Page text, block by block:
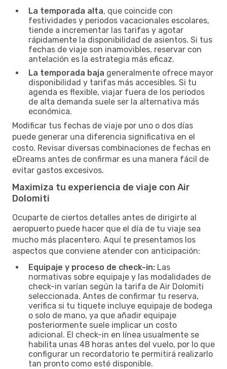
La temporada alta, que coincide con
festividades y periodos vacacionales escolares,
tiende a incrementar las tarifas y agotar
rápidamente la disponibilidad de asientos. Si tus
fechas de viaje son inamovibles, reservar con
antelación es la estrategia más eficaz.
La temporada baja generalmente ofrece mayor
disponibilidad y tarifas más accesibles. Si tu
agenda es flexible, viajar fuera de los periodos
de alta demanda suele ser la alternativa más
económica.
Modificar tus fechas de viaje por uno o dos días
puede generar una diferencia significativa en el
costo. Revisar diversas combinaciones de fechas en
eDreams antes de confirmar es una manera fácil de
evitar gastos excesivos.
Maximiza tu experiencia de viaje con Air
Dolomiti
Ocuparte de ciertos detalles antes de dirigirte al
aeropuerto puede hacer que el día de tu viaje sea
mucho más placentero. Aquí te presentamos los
aspectos que conviene atender con anticipación:
Equipaje y proceso de check-in: Las
normativas sobre equipaje y las modalidades de
check-in varían según la tarifa de Air Dolomiti
seleccionada. Antes de confirmar tu reserva,
verifica si tu tiquete incluye equipaje de bodega
o solo de mano, ya que añadir equipaje
posteriormente suele implicar un costo
adicional. El check-in en línea usualmente se
habilita unas 48 horas antes del vuelo, por lo que
configurar un recordatorio te permitirá realizarlo
tan pronto como esté disponible.